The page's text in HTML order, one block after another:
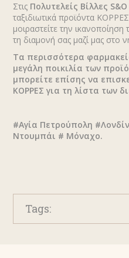
Στις Πολυτελείς Βίλλες S&O
ταξιδιωτικά προϊόντα
μοιραστείτε την
τη διαμονή σας μαζί μας στο
Τα περισσότερα
μεγάλη ποικιλία των
μπορείτε επίσης να
ΚΟΡΡΕΣ για τη λίστα των
#Αγία Πετρούπολη
Ντουμπάι # Μόναχο.
Tags: